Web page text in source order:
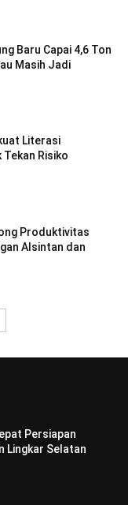
Baru Capai 4,6 Ton
Masih Jadi
Literasi
Tekan Risiko
Produktivitas
Alsintan dan
Persiapan
Lingkar Selatan